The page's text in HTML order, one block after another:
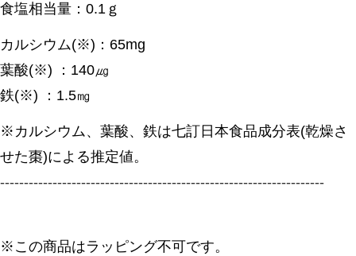
食塩相当量：0.1ｇ
カルシウム(※)：65mg
葉酸(※) ：140㎍
鉄(※) ：1.5㎎
※カルシウム、葉酸、鉄は七訂日本食品成分表(乾燥さ
せた棗)による推定値。
--------------------------------------------------------------------
※この商品はラッピング不可です。